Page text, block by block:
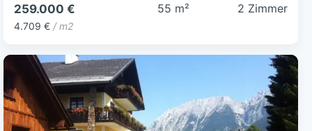
259.000 €
4.709 € / m2
55 m² 2 Zimmer